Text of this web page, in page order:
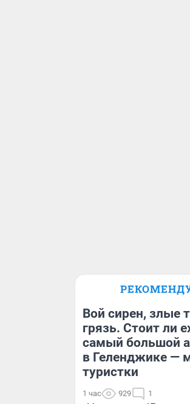
Вой сирен, злые
грязь. Стоит ли
самый большой
в Геленджике —
туристки
1 час 929 1